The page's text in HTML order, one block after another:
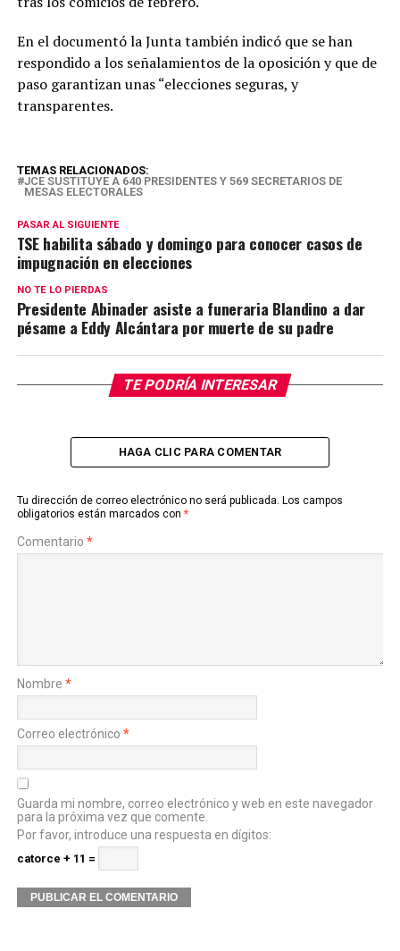
En el documentó la Junta también indicó que se han
respondido a los señalamientos de la oposición y que de
paso garantizan unas “elecciones seguras, y
transparentes.
TEMAS RELACIONADOS:
JCE SUSTITUYE A 640 PRESIDENTES Y 569 SECRETARIOS DE
MESAS ELECTORALES
PASAR AL SIGUIENTE
TSE habilita sábado y domingo para conocer casos de
impugnación en elecciones
NO TE LO PIERDAS
Presidente Abinader asiste a funeraria Blandino a dar
pésame a Eddy Alcántara por muerte de su padre
TE PODRÍA INTERESAR
HAGA CLIC PARA COMENTAR
Tu dirección de correo electrónico no será publicada. Los campos
obligatorios están marcados con *
Comentario *
Nombre *
Correo electrónico *
Guarda mi nombre, correo electrónico y web en este navegador
para la próxima vez que comente.
Por favor, introduce una respuesta en dígitos:
catorce + 11 =